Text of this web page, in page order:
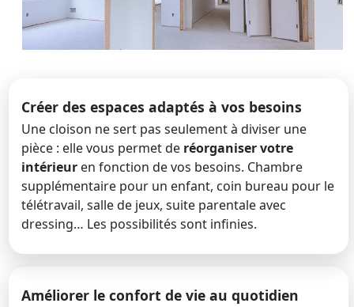
Créer des espaces adaptés à vos besoins
Une cloison ne sert pas seulement à diviser une
pièce : elle vous permet de réorganiser votre
intérieur en fonction de vos besoins. Chambre
supplémentaire pour un enfant, coin bureau pour le
télétravail, salle de jeux, suite parentale avec
dressing… Les possibilités sont infinies.
Améliorer le confort de vie au quotidien